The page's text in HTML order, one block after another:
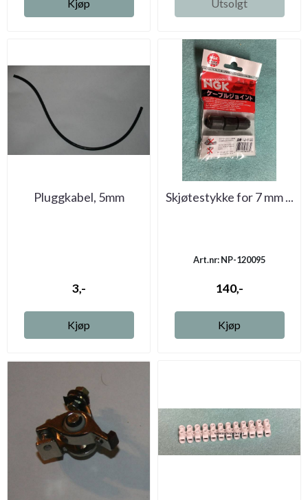
Kjøp Utsolgt
Pluggkabel, 5mm
3,-
Kjøp
Skjøtestykke for 7 mm ...
Art.nr: NP-120095
140,-
Kjøp